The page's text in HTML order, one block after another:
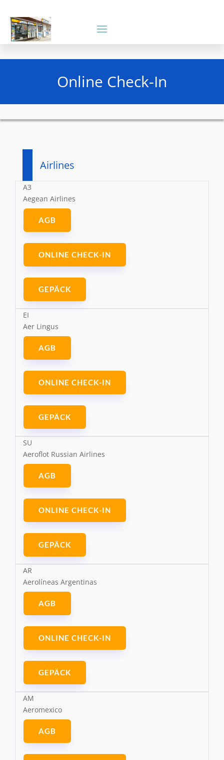
Online Check-In
Airlines
A3
Aegean Airlines
AGB
ONLINE CHECK-IN
GEPÄCK
EI
Aer Lingus
AGB
ONLINE CHECK-IN
GEPÄCK
SU
Aeroflot Russian Airlines
AGB
ONLINE CHECK-IN
GEPÄCK
AR
Aerolíneas Argentinas
AGB
ONLINE CHECK-IN
GEPÄCK
AM
Aeromexico
AGB